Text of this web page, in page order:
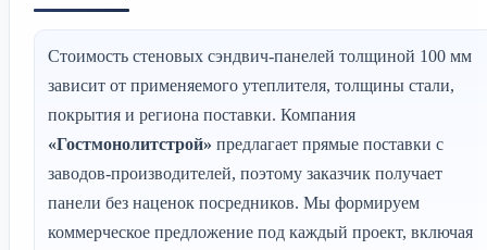
Стоимость стеновых сэндвич-панелей толщиной 100 мм
зависит от применяемого утеплителя, толщины стали,
покрытия и региона поставки. Компания
«Гостмонолитстрой» предлагает прямые поставки с
заводов-производителей, поэтому заказчик получает
панели без наценок посредников. Мы формируем
коммерческое предложение под каждый проект, включая